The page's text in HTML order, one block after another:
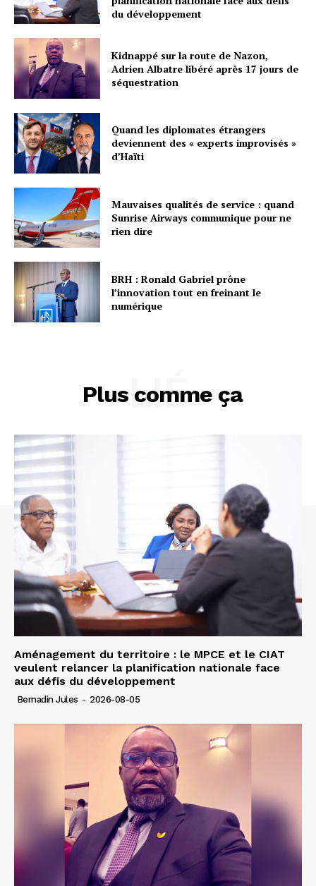
du développement
Kidnappé sur la route de Nazon,
Adrien Albatre libéré après 17 jours de
séquestration
Quand les diplomates étrangers
deviennent des « experts improvisés »
d’Haïti
Mauvaises qualités de service : quand
Sunrise Airways communique pour ne
rien dire
BRH : Ronald Gabriel prône
l’innovation tout en freinant le
numérique
Plus comme ça
LIÉ
Aménagement du territoire : le MPCE et le CIAT
veulent relancer la planification nationale face
aux défis du développement
Bernadin Jules - 2026-08-05